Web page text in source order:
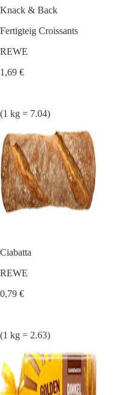
Knack & Back
Fertigteig Croissants
REWE
1,69 €
(1 kg = 7.04)
Ciabatta
REWE
0,79 €
(1 kg = 2.63)